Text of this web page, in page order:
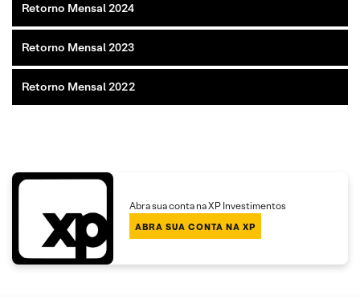
Retorno Mensal 2024
Retorno Mensal 2023
Retorno Mensal 2022
Abra sua conta na XP Investimentos
ABRA SUA CONTA NA XP